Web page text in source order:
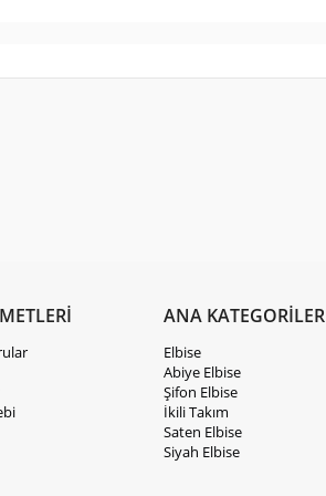
ANA KATEGORİLER
Elbise
Abiye Elbise
Şifon Elbise
İkili Takım
Saten Elbise
Siyah Elbise